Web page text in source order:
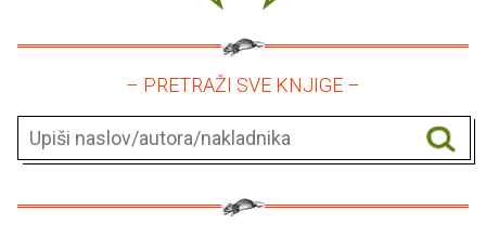
– PRETRAŽI SVE KNJIGE –